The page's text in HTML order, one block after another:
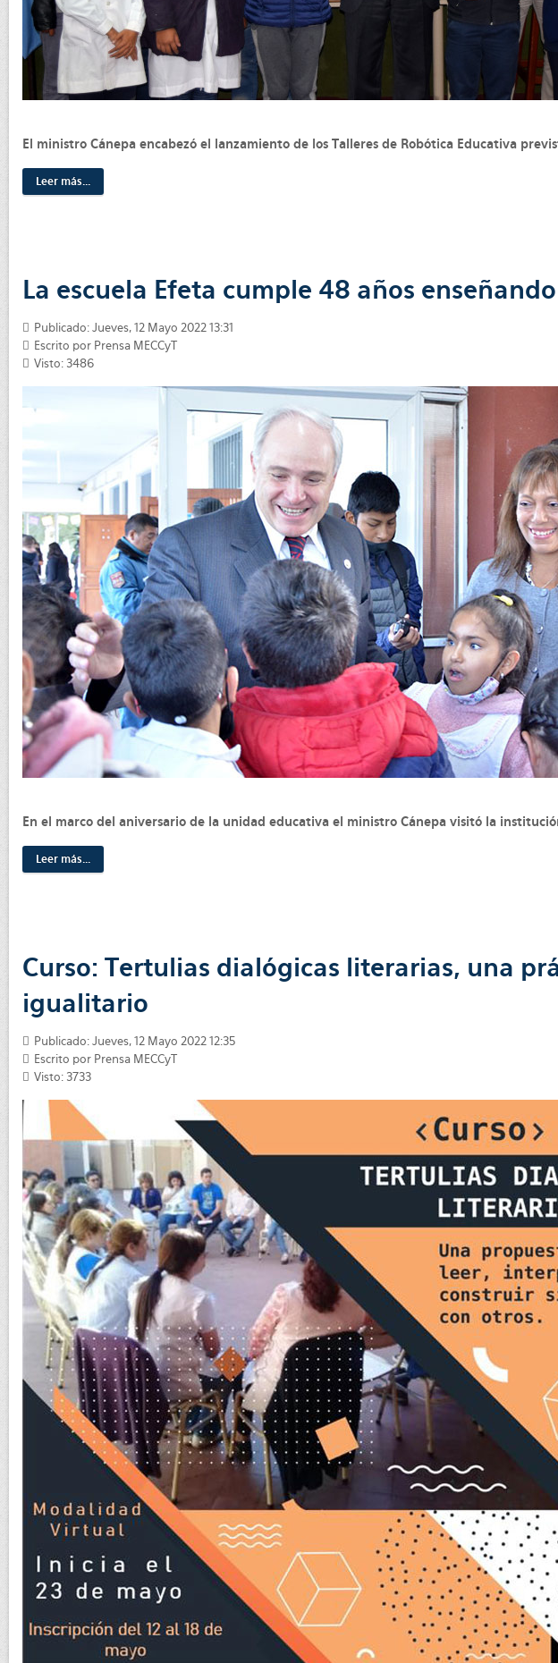
El ministro Cánepa encabezó el lanzamiento de los Talleres de Robótica Educativa
Leer más...
La escuela Efeta cumple 48 años
Publicado: Jueves, 12 Mayo 2022 13:31
Escrito por Prensa MECCyT
Visto: 3486
En el marco del aniversario de la unidad educativa el ministro Cánepa visitó la
Leer más...
Curso: Tertulias dialógicas literarias, una
igualitario
Publicado: Jueves, 12 Mayo 2022 12:35
Escrito por Prensa MECCyT
Visto: 3733